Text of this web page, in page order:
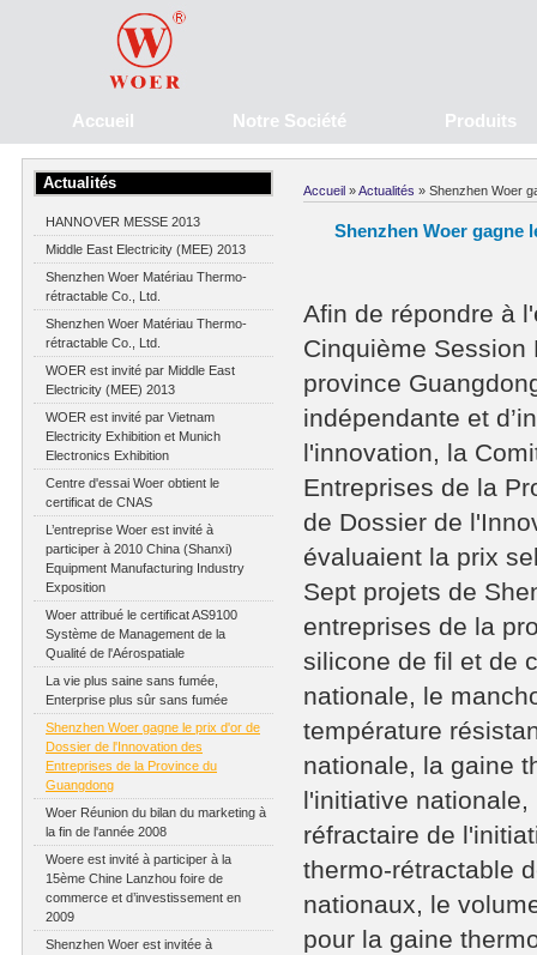
Accueil Notre Société Produits
Actualités
HANNOVER MESSE 2013
Middle East Electricity (MEE) 2013
Shenzhen Woer Matériau Thermo-
rétractable Co., Ltd.
Shenzhen Woer Matériau Thermo-
rétractable Co., Ltd.
WOER est invité par Middle East
Electricity (MEE) 2013
WOER est invité par Vietnam
Electricity Exhibition et Munich
Electronics Exhibition
Centre d'essai Woer obtient le
certificat de CNAS
L’entreprise Woer est invité à
participer à 2010 China (Shanxi)
Equipment Manufacturing Industry
Exposition
Woer attribué le certificat AS9100
Système de Management de la
Qualité de l'Aérospatiale
La vie plus saine sans fumée,
Enterprise plus sûr sans fumée
Shenzhen Woer gagne le prix d'or de
Dossier de l'Innovation des
Entreprises de la Province du
Guangdong
Woer Réunion du bilan du marketing à
la fin de l'année 2008
Woere est invité à participer à la
15ème Chine Lanzhou foire de
commerce et d’investissement en
2009
Shenzhen Woer est invitée à
Accueil »Actualités » Shenzhen Woer
Shenzhen Woer gagne
Afin de répondre à
Cinquième
province
indépendante et
l'innovation, la
Entreprises de la
de Dossier de
évaluaient la prix
Sept projets de
entreprises de la
silicone de fil et de
nationale, le
température
nationale, la gaine
l'initiative
réfractaire de
thermo-rétractable
nationaux, le
pour la gaine